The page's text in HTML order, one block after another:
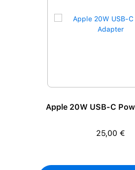
Apple 20W USB-C
25,00 €